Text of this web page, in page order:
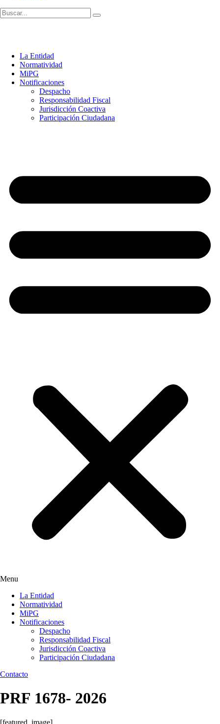
La Entidad
Normatividad
MiPG
Notificaciones
Despacho
Responsabilidad Fiscal
Jurisdicción Coactiva
Participación Ciudadana
Menu
La Entidad
Normatividad
MiPG
Notificaciones
Despacho
Responsabilidad Fiscal
Jurisdicción Coactiva
Participación Ciudadana
Contacto
PRF 1678- 2026
[featured_image]